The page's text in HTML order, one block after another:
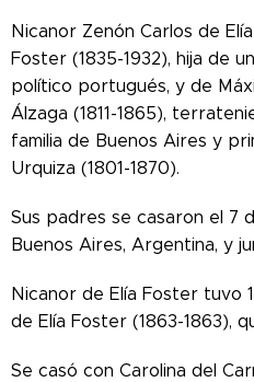
Nicanor Zenón Carlos de
Foster (1835-1932), hija de
político portugués, y de
Álzaga (1811-1865),
familia de Buenos Aires y
Urquiza (1801-1870).
Sus padres se casaron el 7
Buenos Aires, Argentina, y
Nicanor de Elía Foster tuvo
de Elía Foster (1863-1863),
Se casó con Carolina del